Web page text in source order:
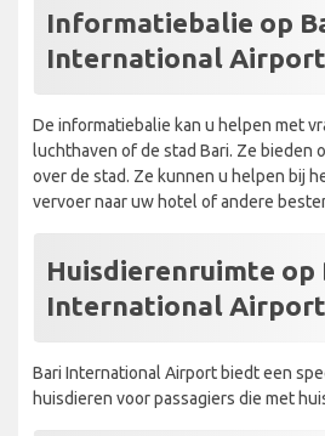
Informatiebalie op
International Airport
De informatiebalie kan u helpen met
luchthaven of de stad Bari. Ze bieden
over de stad. Ze kunnen u helpen bij
vervoer naar uw hotel of andere
Huisdierenruimte op
International Airport
Bari International Airport biedt een
huisdieren voor passagiers die met